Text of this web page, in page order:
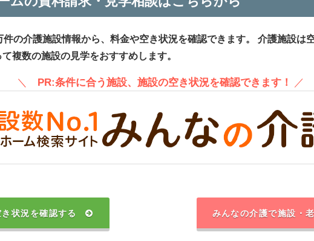
の介護施設情報から、料金や空き状況を確認できます。
介護施設は
複数の施設の見学をおすすめします。
＼ PR:条件に合う施設、施設の空き状況を確認できます！ ／
状況を確認する みんなの介護で施設・